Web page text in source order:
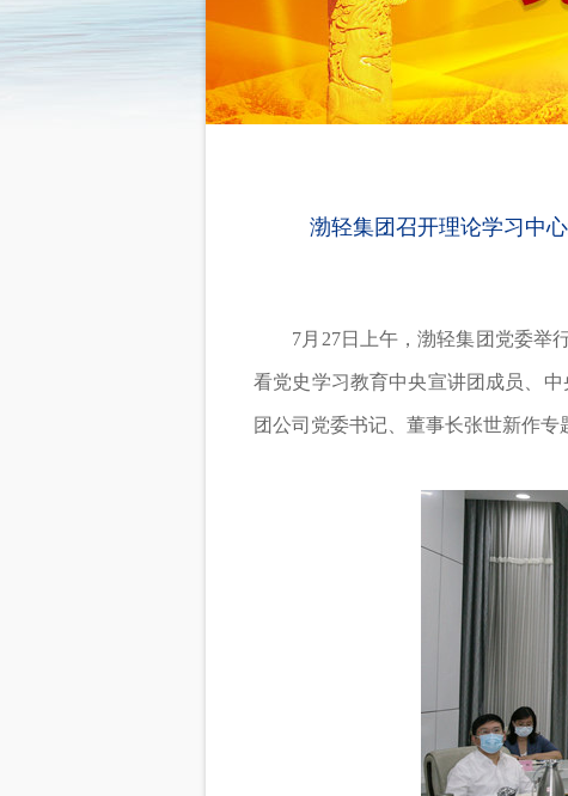
渤轻集团召开理论学习中
7月27日上午，渤轻集团党委举行
看党史学习教育中央宣讲团成员、
团公司党委书记、董事长张世新作专